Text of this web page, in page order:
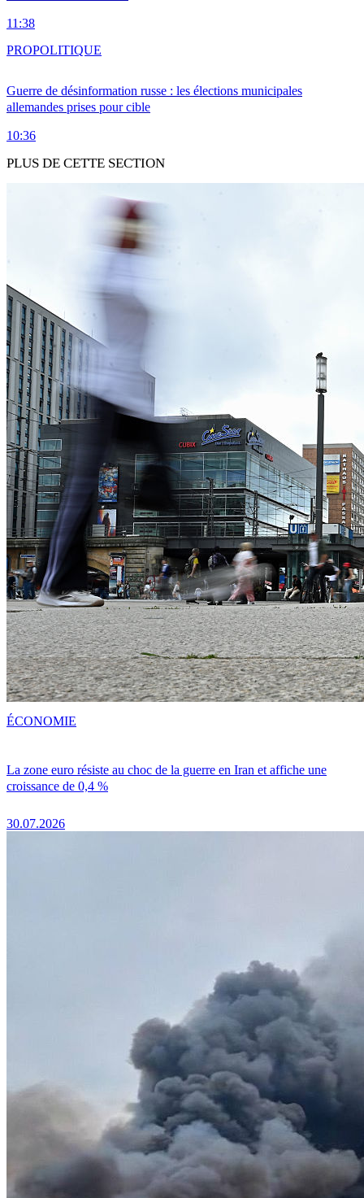
11:38
Guerre de désinformation russe : les élections municipales
allemandes prises pour cible
10:36
PROPOLITIQUE
PLUS DE CETTE SECTION
La zone euro résiste au choc de la guerre en Iran et affiche une
croissance de 0,4 %
30.07.2026
ÉCONOMIE